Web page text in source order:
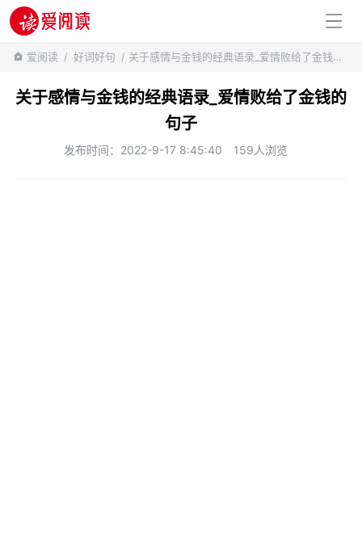
百科知识
爱阅读 / 好词好句 / 关于感情与金钱的经典语录_爱情败给了金钱的句子
关于感情与金钱的经典语录_爱情败给了金钱的
句子
发布时间：2022-9-17 8:45:40 159人浏览